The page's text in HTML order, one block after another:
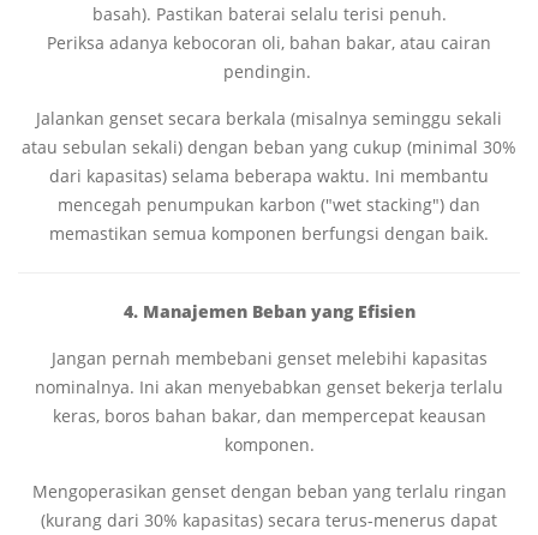
basah). Pastikan baterai selalu terisi penuh.
Periksa adanya kebocoran oli, bahan bakar, atau cairan
pendingin.
Jalankan genset secara berkala (misalnya seminggu sekali
atau sebulan sekali) dengan beban yang cukup (minimal 30%
dari kapasitas) selama beberapa waktu. Ini membantu
mencegah penumpukan karbon ("wet stacking") dan
memastikan semua komponen berfungsi dengan baik.
4. Manajemen Beban yang Efisien
Jangan pernah membebani genset melebihi kapasitas
nominalnya. Ini akan menyebabkan genset bekerja terlalu
keras, boros bahan bakar, dan mempercepat keausan
komponen.
Mengoperasikan genset dengan beban yang terlalu ringan
(kurang dari 30% kapasitas) secara terus-menerus dapat